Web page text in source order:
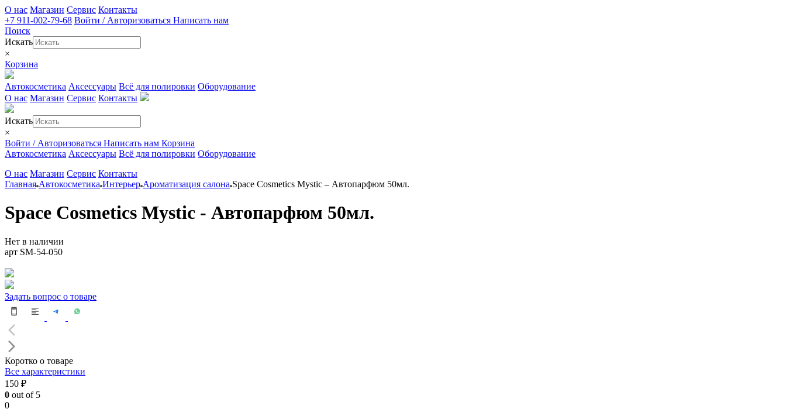
О нас Магазин Сервис Контакты
+7 911-002-79-68 Войти / Авторизоваться Написать нам
Поиск
Искать
×
Корзина
Автокосметика Аксессуары Всё для полировки Оборудование
О нас Магазин Сервис Контакты
Искать
×
Войти / Авторизоваться Написать нам Корзина
Автокосметика Аксессуары Всё для полировки Оборудование
О нас Магазин Сервис Контакты
Главная Автокосметика Интерьер Ароматизация салона Space Cosmetics Mystic – Автопарфюм 50мл.
Space Cosmetics Mystic - Автопарфюм 50мл.
Нет в наличии
арт SM-54-050
Задать вопрос о товаре
Коротко о товаре
Все характеристики
150 ₽
0 out of 5
0